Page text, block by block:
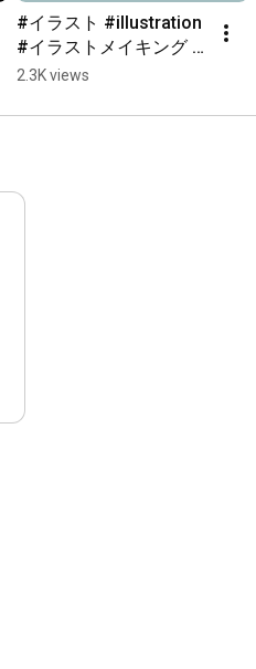
#イラスト #illustration
#イラストメイキング #
タイムラプス #一次創
リキャラ #誕生日
す
2.3K views